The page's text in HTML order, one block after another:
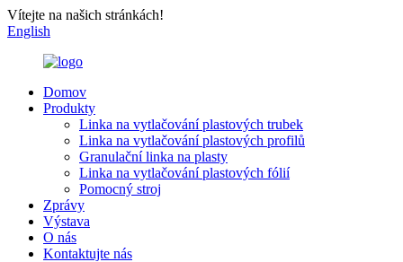
Vítejte na našich stránkách!
English
Domov
Produkty
Linka na vytlačování plastových trubek
Linka na vytlačování plastových profilů
Granulační linka na plasty
Linka na vytlačování plastových fólií
Pomocný stroj
Zprávy
Výstava
O nás
Kontaktujte nás